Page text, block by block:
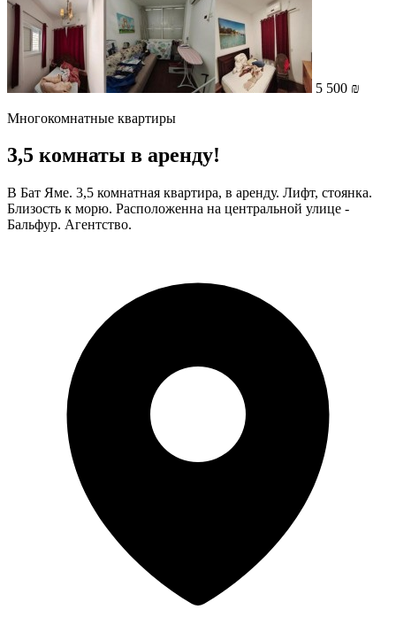
5 500 ₪
Многокомнатные квартиры
3,5 комнаты в аренду!
В Бат Яме. 3,5 комнатная квартира, в аренду. Лифт, стоянка.
Близость к морю. Расположенна на центральной улице -
Бальфур. Агентство.